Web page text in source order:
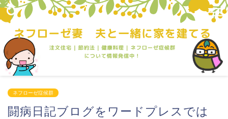
ネフローゼ症候群
闘病日記ブログをワードプレスでは